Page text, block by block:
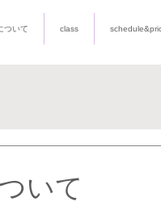
ついて class
いて